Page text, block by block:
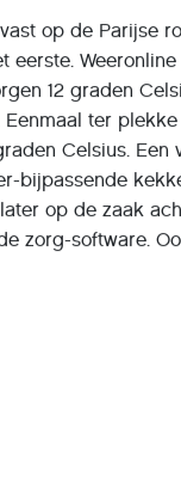
op de Parijse
12 graden
ter
Celsius. Een
bijpassende
op de zaak
zorg-software.